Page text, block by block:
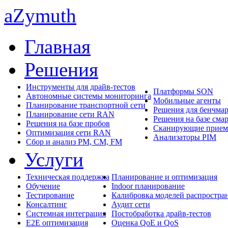
aZymuth
Главная
Решения
Инструменты для драйв-тестов
Автономные системы мониторинга
Планирование транспортной сети
Планирование сети RAN
Решения на базе пробов
Оптимизация сети RAN
Сбор и анализ PM, CM, FM
Платформы SON
Мобильные агенты
Решения для
Решения на базе
Сканирующие
Анализаторы PIM
Услуги
Техническая поддержка
Обучение
Тестирование
Консалтинг
Системная интеграция
E2E оптимизация
Планирование и оптимизация
Indoor планирование
Калибровка моделей
Аудит сети
Постобработка драйв-тестов
Оценка QoE и QoS